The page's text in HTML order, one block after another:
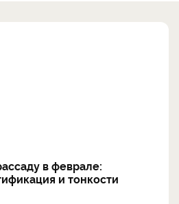
в феврале:
и тонкости